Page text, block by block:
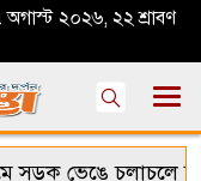
অগাস্ট ২০২৬, ২২ শ্রাবণ
ভেঙে চলাচলে